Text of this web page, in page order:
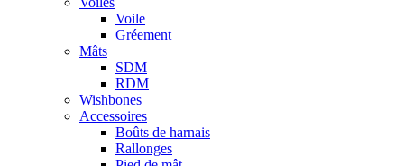
Voile
Gréement
Mâts
SDM
RDM
Wishbones
Accessoires
Boûts de harnais
Rallonges